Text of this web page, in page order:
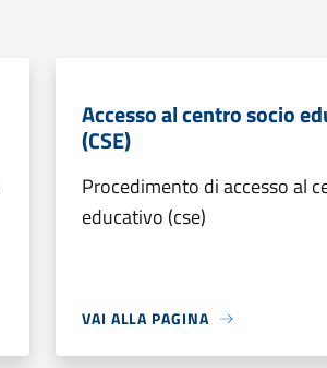
Accesso al centro socio
(CSE)
Procedimento di accesso al
educativo (cse)
VAI ALLA PAGINA